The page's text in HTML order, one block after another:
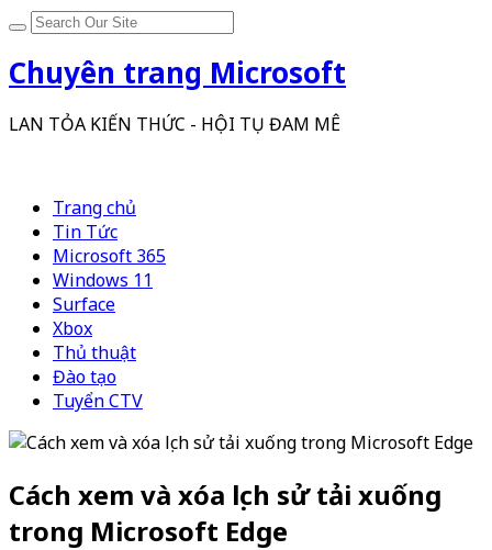
Chuyên trang Microsoft
LAN TỎA KIẾN THỨC - HỘI TỤ ĐAM MÊ
Trang chủ
Tin Tức
Microsoft 365
Windows 11
Surface
Xbox
Thủ thuật
Đào tạo
Tuyển CTV
Cách xem và xóa lịch sử tải xuống
trong Microsoft Edge